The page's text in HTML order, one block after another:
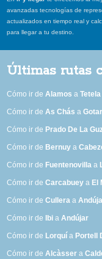
avanzadas tecnologías de
actualizados en tiempo real y
para llegar a tu destino.
Últimas rutas
Cómo ir deAlamos a
Cómo ir deAs Chás a
Cómo ir de Prado De La
Cómo ir de Bernuy a
Cómo ir de Fuentenovilla a
Cómo ir deCarcabuey a El
Cómo ir deCullera a
Cómo ir de Ibi aAndújar
Cómo ir de Lorquí a Portell
Cómo ir deAlcàsser a